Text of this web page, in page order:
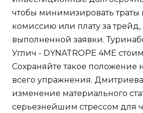
чтобы минимизировать траты
комиссию или плату за
выполненной заявки.
Углич - DYNATROPE 4ME
Сохраняйте такое положение
всего упражнения. Дмитриева
изменение материального
серьезнейшим стрессом для